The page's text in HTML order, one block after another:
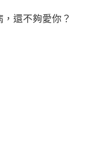
還不夠愛你？